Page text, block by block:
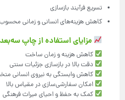
تسریع فرآیند بازسازی
کاهش هزینه‌های انسانی و زمانی
مزایای استفاده از چاپ
کاهش هزینه و زمان ساخت
دقت بالا در بازسازی جزئیات سنتی
کاهش وابستگی به نیروی انسانی
امکان سفارشی‌سازی در مقیاس بالا
کمک به حفظ و احیای میراث فرهنگی